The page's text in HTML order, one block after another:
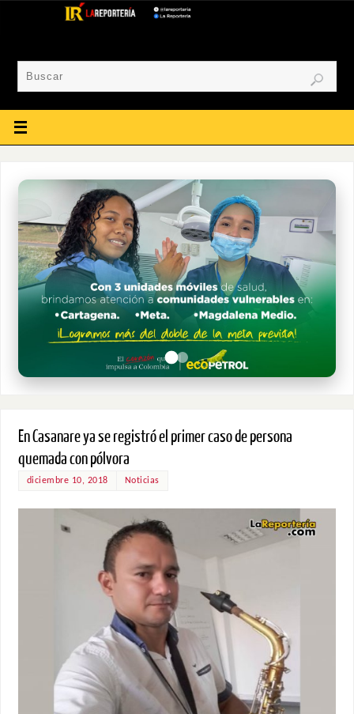
En Casanare ya se registró el primer caso de persona
quemada con pólvora
diciembre 10, 2018 Noticias